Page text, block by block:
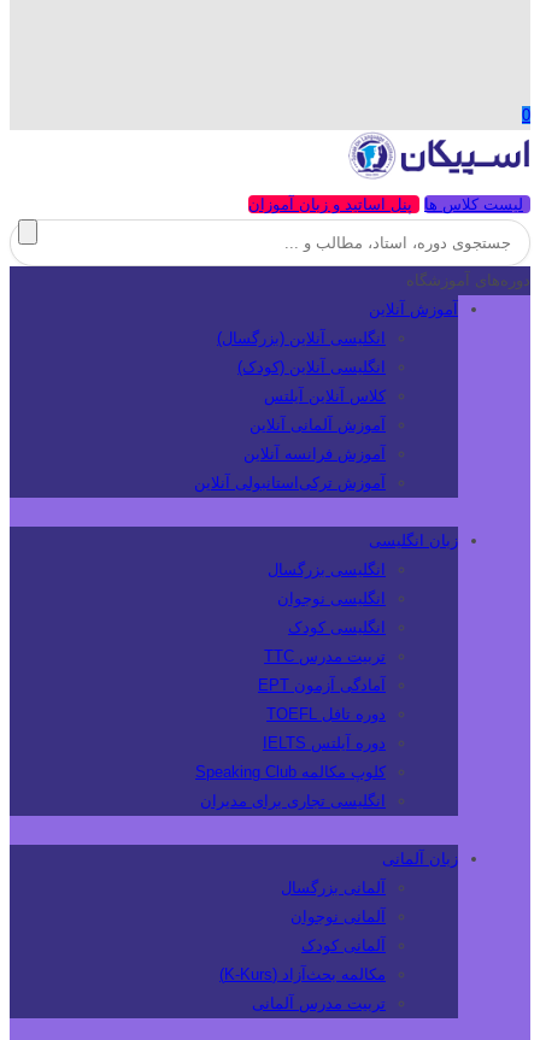
0
لیست کلاس ها پنل اساتید و زبان آموزان
دوره‌های آموزشگاه
آموزش آنلاین
انگلیسی آنلاین (بزرگسال)
انگلیسی آنلاین (کودک)
کلاس آنلاین آیلتس
آموزش آلمانی آنلاین
آموزش فرانسه آنلاین
آموزش ترکی‌استانبولی آنلاین
زبان انگلیسی
انگلیسی بزرگسال
انگلیسی نوجوان
انگلیسی کودک
تربیت مدرس TTC
آمادگی آزمون EPT
دوره تافل TOEFL
دوره آیلتس IELTS
کلوپ مکالمه Speaking Club
انگلیسی تجاری برای مدیران
زبان آلمانی
آلمانی بزرگسال
آلمانی نوجوان
آلمانی کودک
مکالمه بحث‌آزاد (K-Kurs)
تربیت مدرس آلمانی